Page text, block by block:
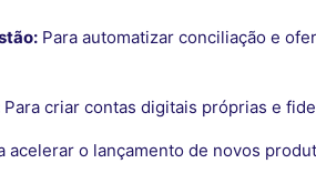
Para automatizar conciliação e
Para criar contas digitais próprias e
acelerar o lançamento de novos